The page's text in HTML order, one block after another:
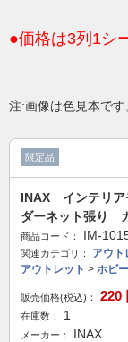
●価格は3列1シ
注:画像は色見本です
限定品
INAX インテリア
ダーネット張り
商品コード： IM-
関連カテゴリ： アウト
アウトレット > ホビ
販売価格(税込)： 220
在庫数： 1
メーカー： INAX